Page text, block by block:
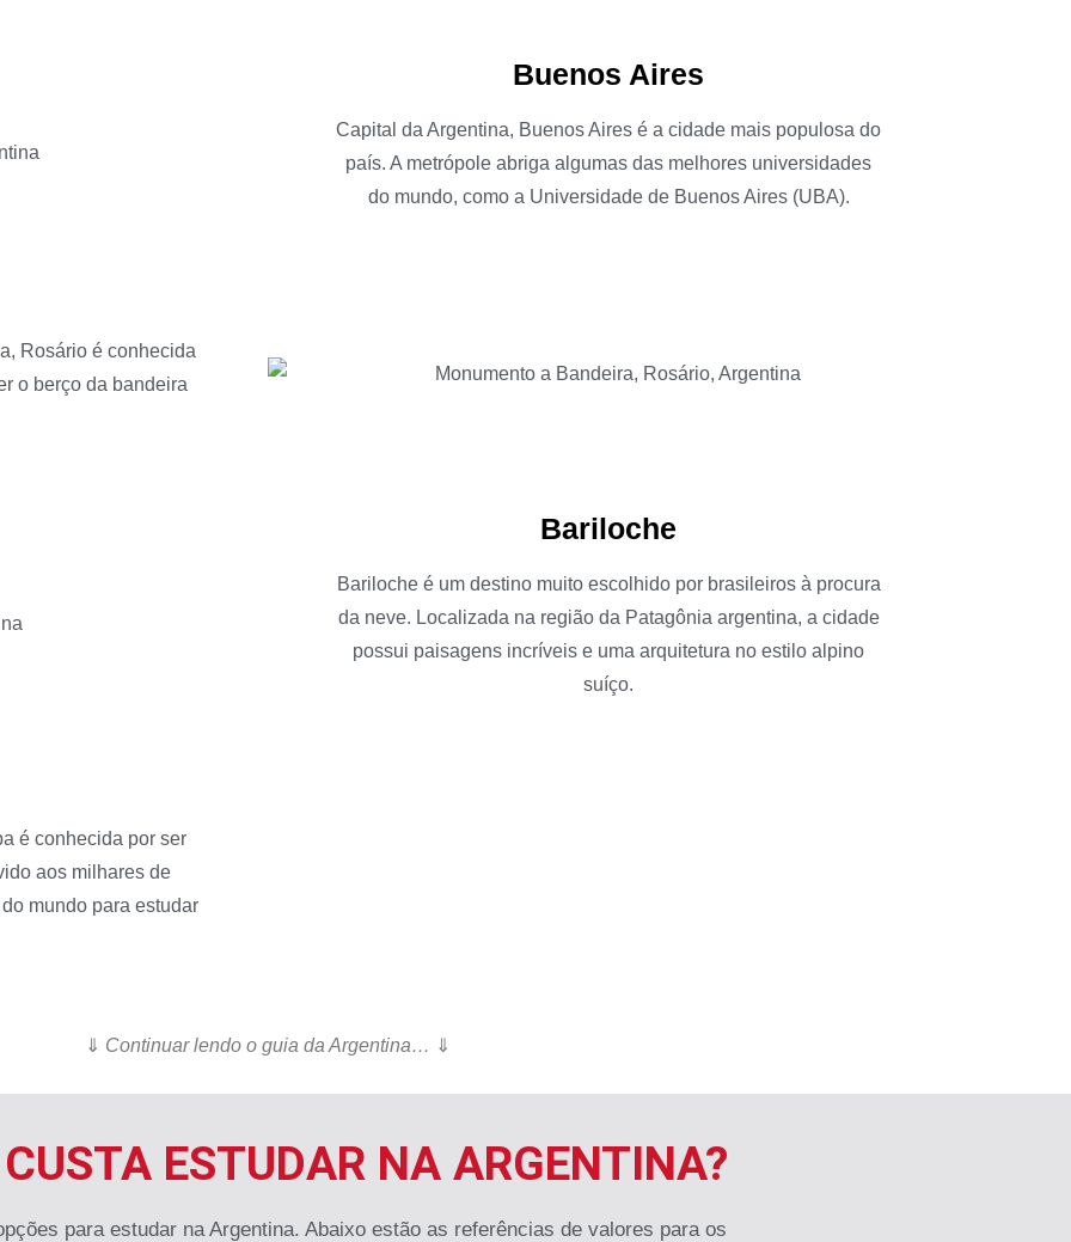
Buenos Aires
Capital da Argentina, Buenos Aires é a cidade mais populosa do
país. A metrópole abriga algumas das melhores universidades
do mundo, como a Universidade de Buenos Aires (UBA).
Rosário é conhecida
o berço da bandeira
Bariloche
Bariloche é um destino muito escolhido por brasileiros à procura
da neve. Localizada na região da Patagônia argentina, a cidade
possui paisagens incríveis e uma arquitetura no estilo alpino
suíço.
é conhecida por ser
aos milhares de
mundo para estudar
⇓ Continuar lendo o guia da Argentina… ⇓
ESTUDAR NA ARGENTINA?
para estudar na Argentina. Abaixo estão as referências de valores para os